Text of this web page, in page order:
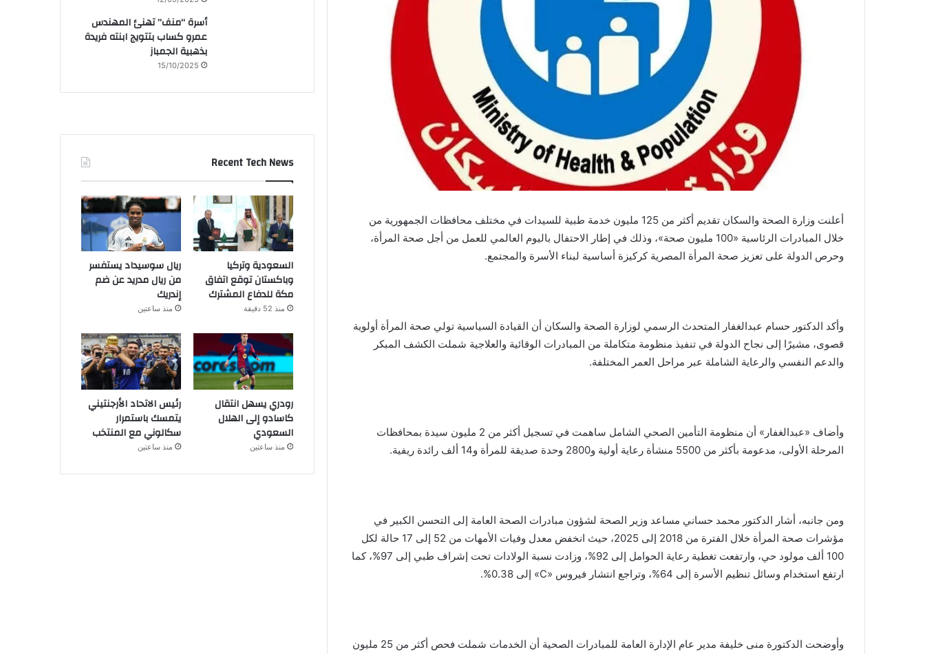
أعلنت وزارة الصحة والسكان تقديم أكثر من 125 مليون خدمة طبية للسيدات في مختلف محافظات الجمهورية من
خلال المبادرات الرئاسية «100 مليون صحة»، وذلك في إطار الاحتفال باليوم العالمي للعمل من أجل صحة المرأة،
وحرص الدولة على تعزيز صحة المرأة المصرية كركيزة أساسية لبناء الأسرة والمجتمع.
وأكد الدكتور حسام عبدالغفار المتحدث الرسمي لوزارة الصحة والسكان أن القيادة السياسية تولي صحة المرأة أولوية
قصوى، مشيرًا إلى نجاح الدولة في تنفيذ منظومة متكاملة من المبادرات الوقائية والعلاجية شملت الكشف المبكر
والدعم النفسي والرعاية الشاملة عبر مراحل العمر المختلفة.
وأضاف «عبدالغفار» أن منظومة التأمين الصحي الشامل ساهمت في تسجيل أكثر من 2 مليون سيدة بمحافظات
المرحلة الأولى، مدعومة بأكثر من 5500 منشأة رعاية أولية و2800 وحدة صديقة للمرأة و14 ألف رائدة ريفية.
ومن جانبه، أشار الدكتور محمد حساني مساعد وزير الصحة لشؤون مبادرات الصحة العامة إلى التحسن الكبير في
مؤشرات صحة المرأة خلال الفترة من 2018 إلى 2025، حيث انخفض معدل وفيات الأمهات من 52 إلى 17 حالة لكل
100 ألف مولود حي، وارتفعت تغطية رعاية الحوامل إلى 92%، وزادت نسبة الولادات تحت إشراف طبي إلى 97%، كما
ارتفع استخدام وسائل تنظيم الأسرة إلى 64%، وتراجع انتشار فيروس «C» إلى 0.38%.
وأوضحت الدكتورة منى خليفة مدير عام الإدارة العامة للمبادرات الصحية أن الخدمات شملت فحص أكثر من 25 مليون
أسرة “منف” تهنئ المهندس
عمرو كساب بتتويج ابنته فريدة
بذهبية الجمباز
15/10/2025
Recent Tech News
السعودية وتركيا
وباكستان توقع اتفاق
مكة للدفاع المشترك
منذ 52 دقيقة
ريال سوسيداد يستفسر
من ريال مدريد عن ضم
إندريك
منذ ساعتين
رودري يسهل انتقال
كاسادو إلى الهلال
السعودي
منذ ساعتين
رئيس الاتحاد الأرجنتيني
يتمسك باستمرار
سكالوني مع المنتخب
منذ ساعتين